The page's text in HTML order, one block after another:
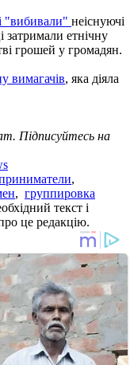
"вибивали" неіснуючі
затримали етнічну
грошей у громадян.
вимагачів, яка діяла
Підписуйтесь на
,
, группировка
текст і
це редакцію.